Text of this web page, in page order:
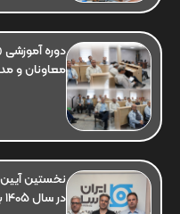
دوره
معاونان و
نخستین آیین
در سال 1405 برگزار شد